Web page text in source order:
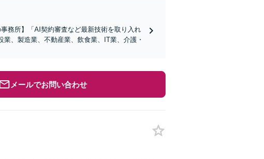
務所】「AI契約審査など最新技術を取り入れ
、製造業、不動産業、飲食業、IT業、介護・
メールでお問い合わせ